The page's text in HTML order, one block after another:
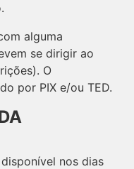
alguma
se dirigir ao
O
por PIX e/ou TED.
nos dias